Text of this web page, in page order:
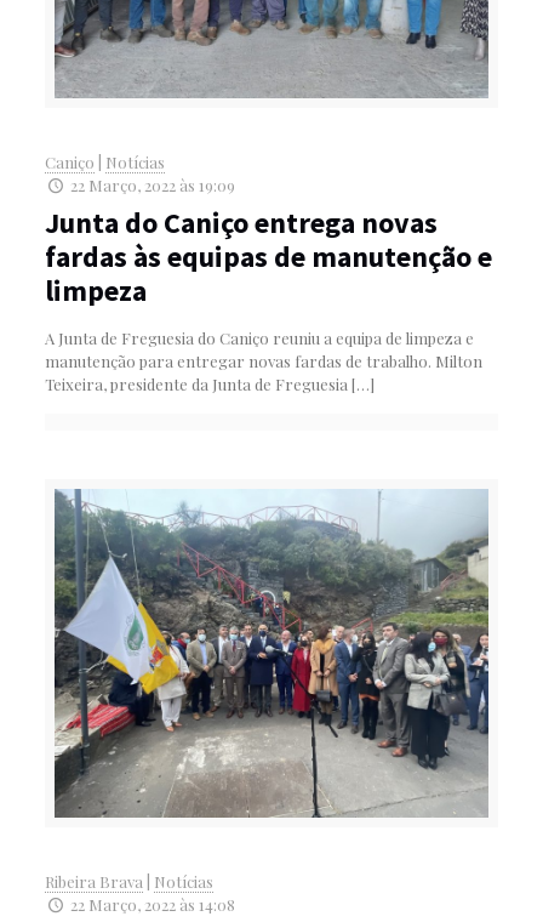
Caniço
Notícias
22 Março, 2022 às 19:09
Junta do Caniço entrega novas
fardas às equipas de manutenção e
limpeza
A Junta de Freguesia do Caniço reuniu a equipa de limpeza e
manutenção para entregar novas fardas de trabalho. Milton
Teixeira, presidente da Junta de Freguesia[…]
Ribeira Brava
Notícias
22 Março, 2022 às 14:08